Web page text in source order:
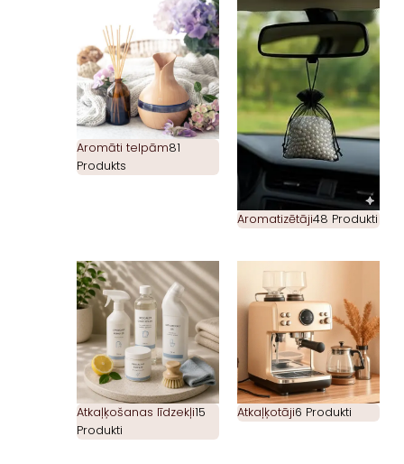
Aromāti telpām81
Produkts
Aromatizētāji48 Produkti
Atkaļķošanas līdzekļi15
Produkti
Atkaļķotāji6 Produkti